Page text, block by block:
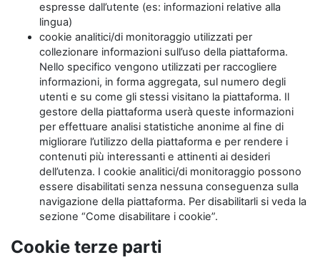
espresse dall’utente (es: informazioni relative alla
lingua)
cookie analitici/di monitoraggio utilizzati per
collezionare informazioni sull’uso della piattaforma.
Nello specifico vengono utilizzati per raccogliere
informazioni, in forma aggregata, sul numero degli
utenti e su come gli stessi visitano la piattaforma. Il
gestore della piattaforma userà queste informazioni
per effettuare analisi statistiche anonime al fine di
migliorare l’utilizzo della piattaforma e per rendere i
contenuti più interessanti e attinenti ai desideri
dell’utenza. I cookie analitici/di monitoraggio possono
essere disabilitati senza nessuna conseguenza sulla
navigazione della piattaforma. Per disabilitarli si veda la
sezione “Come disabilitare i cookie”.
Cookie terze parti